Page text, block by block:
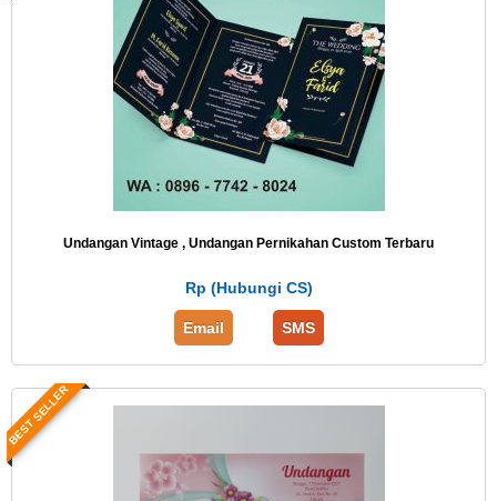
Undangan Vintage , Undangan Pernikahan Custom Terbaru
Rp (Hubungi CS)
Email SMS
BEST SELLER